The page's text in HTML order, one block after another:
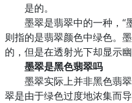
是的。
墨翠是翡翠中的一种，“墨
则指的是翡翠颜色中绿色。
的，但是在透射光下却显示
墨翠是黑色翡翠吗
墨翠实际上并非黑色翡翠
翠是由于绿色过度地浓集而